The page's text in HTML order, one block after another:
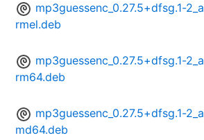
mp3guessenc_0.27.5+dfsg.1-2_a
rmel.deb
mp3guessenc_0.27.5+dfsg.1-2_a
rm64.deb
mp3guessenc_0.27.5+dfsg.1-2_a
md64.deb